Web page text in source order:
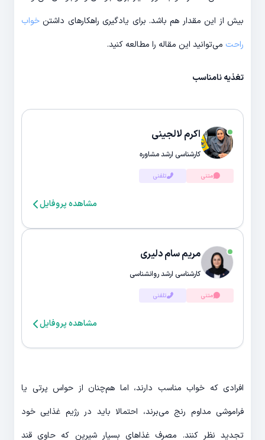
بیش از این مقدار هم باشد. برای یادگیری راهکارهای داشتن خواب
راحت می‌توانید این مقاله را مطالعه کنید.
تغذیه نامناسب
اکرم لالجینی
کارشناسی ارشد مشاوره
متنی تلفنی
مشاهده پروفایل
مریم سام دلیری
کارشناسی ارشد روانشناسی
متنی تلفنی
مشاهده پروفایل
افرادی که خواب مناسب دارند، اما هم‌چنان از حواس پرتی یا
فراموشی مداوم رنج می‌برند، احتمالا باید در رژیم غذایی خود
تجدید نظر کنند. مصرف غذاهای بسیار شیرین که حاوی قند